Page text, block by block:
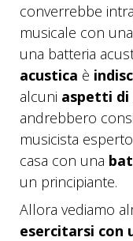
converrebbe
musicale con
una batteria
acustica è
alcuni aspetti
andrebbero
musicista
casa con una
un principiante.
Allora vediamo
esercitarsi con